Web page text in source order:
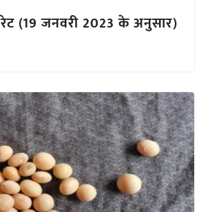
(19 जनवरी 2023 के अनुसार)